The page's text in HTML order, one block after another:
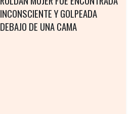
INCONSCIENTE Y GOLPEADA
DEBAJO DE UNA CAMA